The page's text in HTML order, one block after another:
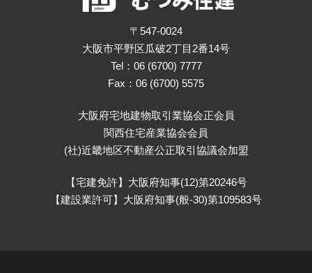
〒547-0024
大阪市平野区瓜破2丁目2番14号
Tel：06 (6700) 7777
Fax：06 (6700) 5575
大阪府宅地建物取引業協会正会員
関西住宅産業協会会員
(社)近畿地区不動産公正取引協議会加盟
【宅建免許】大阪府知事(12)第20246号
【建設業許可】大阪府知事(般-30)第109583号